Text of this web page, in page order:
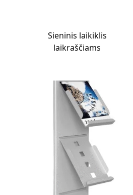
Sieninis laikiklis
laikraščiams